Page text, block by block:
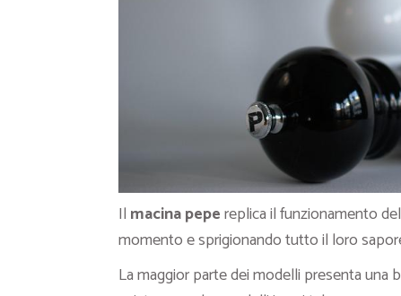
Il macina pepereplica il funzionamento del
momento e sprigionando tutto il loro
La maggior parte dei modelli presenta una